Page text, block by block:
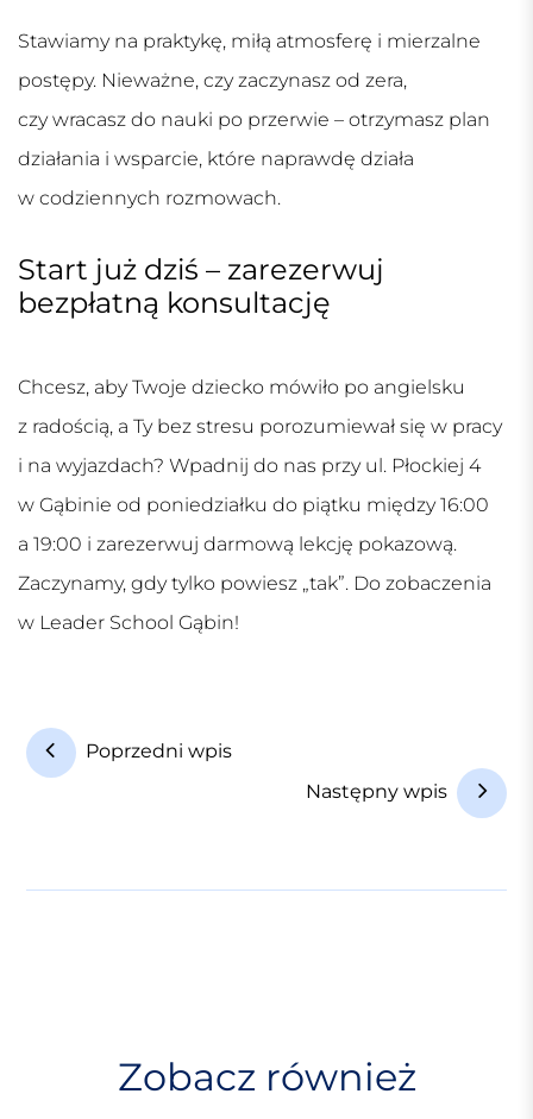
Stawiamy na praktykę, miłą atmosferę i mierzalne
postępy. Nieważne, czy zaczynasz od zera,
czy wracasz do nauki po przerwie – otrzymasz plan
działania i wsparcie, które naprawdę działa
w codziennych rozmowach.
Start już dziś – zarezerwuj
bezpłatną konsultację
Chcesz, aby Twoje dziecko mówiło po angielsku
z radością, a Ty bez stresu porozumiewał się w pracy
i na wyjazdach? Wpadnij do nas przy ul. Płockiej 4
w Gąbinie od poniedziałku do piątku między 16:00
a 19:00 i zarezerwuj darmową lekcję pokazową.
Zaczynamy, gdy tylko powiesz „tak”. Do zobaczenia
w Leader School Gąbin!
N
a
g
Poprzedni wpis
Następny wpis
Zobacz również